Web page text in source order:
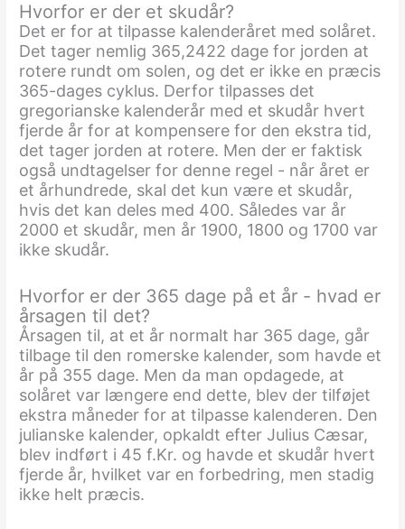
Hvorfor er der et skudår?
Det er for at tilpasse kalenderåret med solåret.
Det tager nemlig 365,2422 dage for jorden at
rotere rundt om solen, og det er ikke en præcis
365-dages cyklus. Derfor tilpasses det
gregorianske kalenderår med et skudår hvert
fjerde år for at kompensere for den ekstra tid,
det tager jorden at rotere. Men der er faktisk
også undtagelser for denne regel - når året er
et århundrede, skal det kun være et skudår,
hvis det kan deles med 400. Således var år
2000 et skudår, men år 1900, 1800 og 1700 var
ikke skudår.
Hvorfor er der 365 dage på et år - hvad er
årsagen til det?
Årsagen til, at et år normalt har 365 dage, går
tilbage til den romerske kalender, som havde et
år på 355 dage. Men da man opdagede, at
solåret var længere end dette, blev der tilføjet
ekstra måneder for at tilpasse kalenderen. Den
julianske kalender, opkaldt efter Julius Cæsar,
blev indført i 45 f.Kr. og havde et skudår hvert
fjerde år, hvilket var en forbedring, men stadig
ikke helt præcis.